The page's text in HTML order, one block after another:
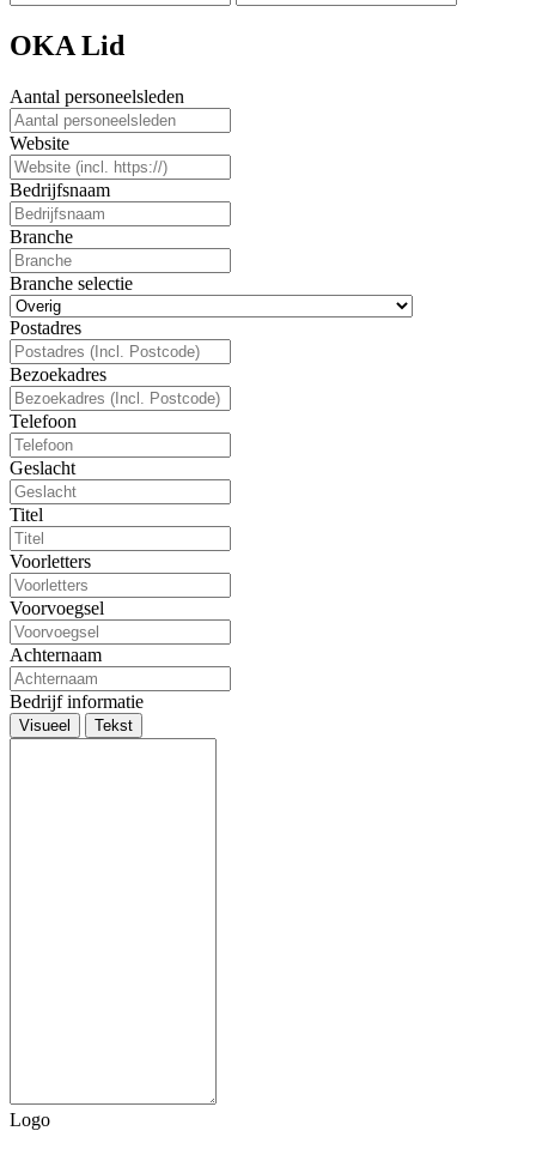
OKA Lid
Aantal personeelsleden
Website
Bedrijfsnaam
Branche
Branche selectie
Postadres
Bezoekadres
Telefoon
Geslacht
Titel
Voorletters
Voorvoegsel
Achternaam
Bedrijf informatie
Visueel Tekst
Logo